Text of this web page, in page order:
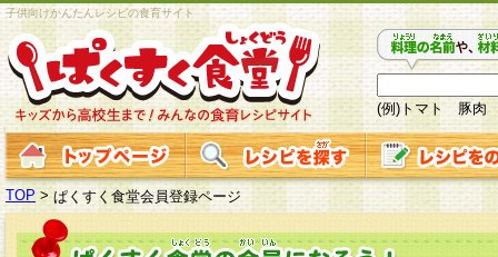
子供向けかんたんレシピの食育サイト
(例)トマト 豚肉
TOP > ぱくすく食堂会員登録ページ